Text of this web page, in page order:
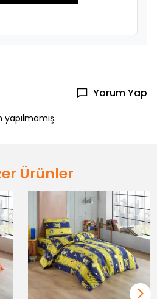
Yorum Yap
Ürünler